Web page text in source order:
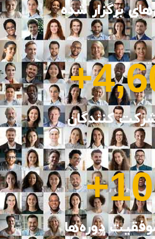
برگزار شده
کنندگان
+
دوره‌ها
+